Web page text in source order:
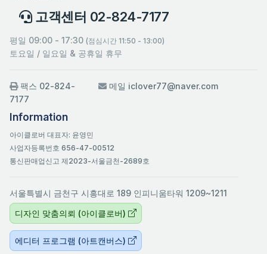
고객센터 02-824-7177
평일 09:00 - 17:30 (점심시간 11:50 - 13:00)
토요일 / 일요일 & 공휴일 휴무
팩스 02-824-
7177
메일 iclover77@naver.com
Information
아이클로버 대표자: 윤영민
사업자등록번호 656-47-00512
통신판매업신고 제2023-서울금천-2689호
서울특별시 금천구 시흥대로 189 인피니움타워 1209~1211
디자인 맞춤의뢰 (아이클로버)
에디터 프로그램 (아트캔버스)